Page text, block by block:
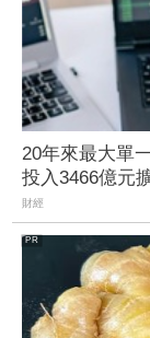
20年來最大單
投入3466億元
財經